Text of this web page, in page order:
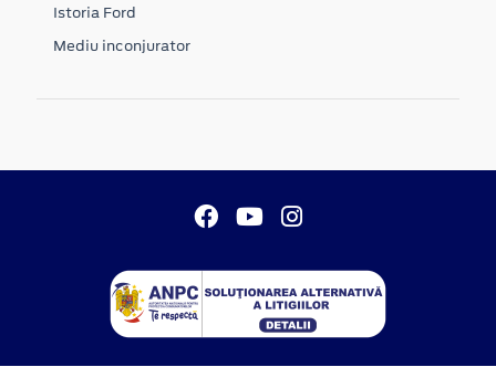
Istoria Ford
Mediu inconjurator